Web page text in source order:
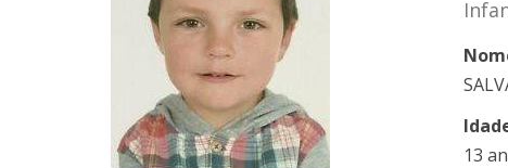
13